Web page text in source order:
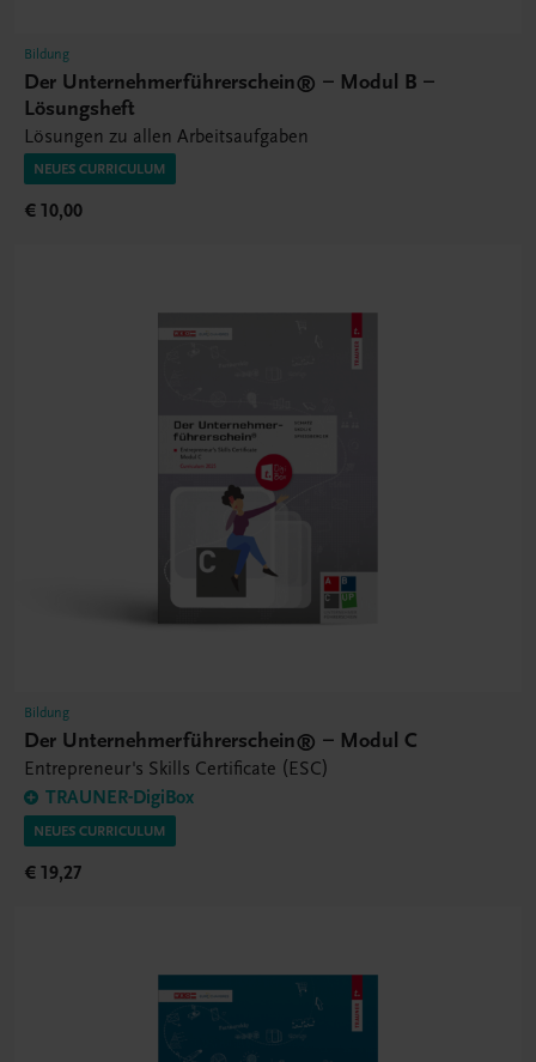
Bildung
Der Unternehmerführerschein® – Modul B –
Lösungsheft
Lösungen zu allen Arbeitsaufgaben
NEUES CURRICULUM
€ 10,00
Bildung
Der Unternehmerführerschein® – Modul C
Entrepreneur's Skills Certificate (ESC)
TRAUNER-DigiBox
NEUES CURRICULUM
€ 19,27